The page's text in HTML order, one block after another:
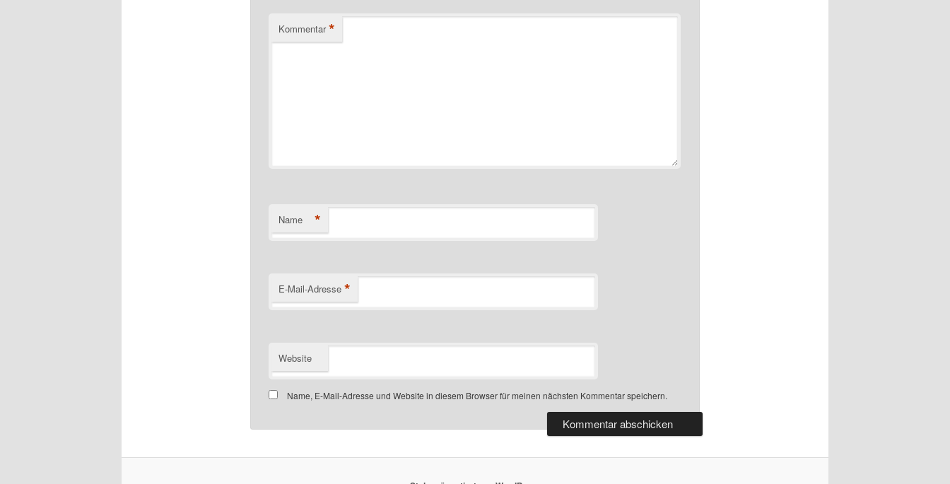
Kommentar *
Name *
E-Mail-Adresse *
Website
Name, E-Mail-Adresse und Website in diesem Browser für meinen nächsten Kommentar speichern.